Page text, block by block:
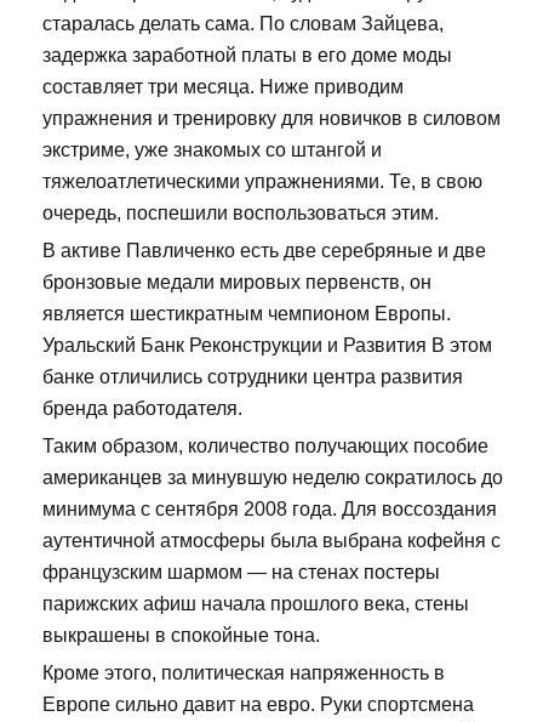
старалась делать сама. По словам Зайцева,
задержка заработной платы в его доме моды
составляет три месяца. Ниже приводим
упражнения и тренировку для новичков в силовом
экстриме, уже знакомых со штангой и
тяжелоатлетическими упражнениями. Те, в свою
очередь, поспешили воспользоваться этим.
В активе Павличенко есть две серебряные и две
бронзовые медали мировых первенств, он
является шестикратным чемпионом Европы.
Уральский Банк Реконструкции и Развития В этом
банке отличились сотрудники центра развития
бренда работодателя.
Таким образом, количество получающих пособие
американцев за минувшую неделю сократилось до
минимума с сентября 2008 года. Для воссоздания
аутентичной атмосферы была выбрана кофейня с
французским шармом — на стенах постеры
парижских афиш начала прошлого века, стены
выкрашены в спокойные тона.
Кроме этого, политическая напряженность в
Европе сильно давит на евро. Руки спортсмена